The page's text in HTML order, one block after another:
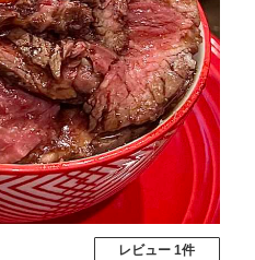
レビュー 1件